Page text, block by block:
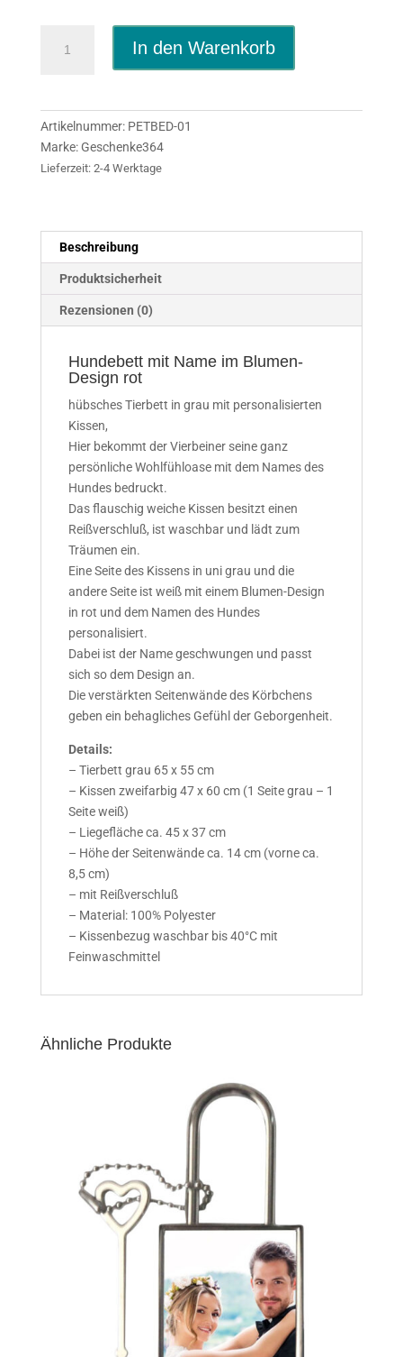
Blumen-
Design
In den Warenkorb
Artikelnummer: PETBED-01
Marke:Geschenke364
Lieferzeit: 2-4 Werktage
Beschreibung
Produktsicherheit
Rezensionen (0)
Hundebett mit Name im Blumen-
Design rot
hübsches Tierbett in grau mit personalisierten
Kissen,
Hier bekommt der Vierbeiner seine ganz
persönliche Wohlfühloase mit dem Names des
Hundes bedruckt.
Das flauschig weiche Kissen besitzt einen
Reißverschluß, ist waschbar und lädt zum
Träumen ein.
Eine Seite des Kissens in uni grau und die
andere Seite ist weiß mit einem Blumen-Design
in rot und dem Namen des Hundes
personalisiert.
Dabei ist der Name geschwungen und passt
sich so dem Design an.
Die verstärkten Seitenwände des Körbchens
geben ein behagliches Gefühl der Geborgenheit.
Details:
– Tierbett grau 65 x 55 cm
– Kissen zweifarbig 47 x 60 cm (1 Seite grau – 1
Seite weiß)
– Liegefläche ca. 45 x 37 cm
– Höhe der Seitenwände ca. 14 cm (vorne ca.
8,5 cm)
– mit Reißverschluß
– Material: 100% Polyester
– Kissenbezug waschbar bis 40°C mit
Feinwaschmittel
Ähnliche Produkte